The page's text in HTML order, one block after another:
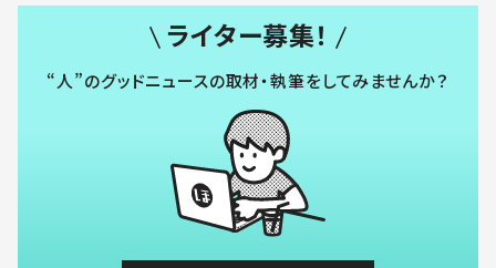
ライター募集！
“人”のグッドニュースの取材・執筆をしてみませんか？